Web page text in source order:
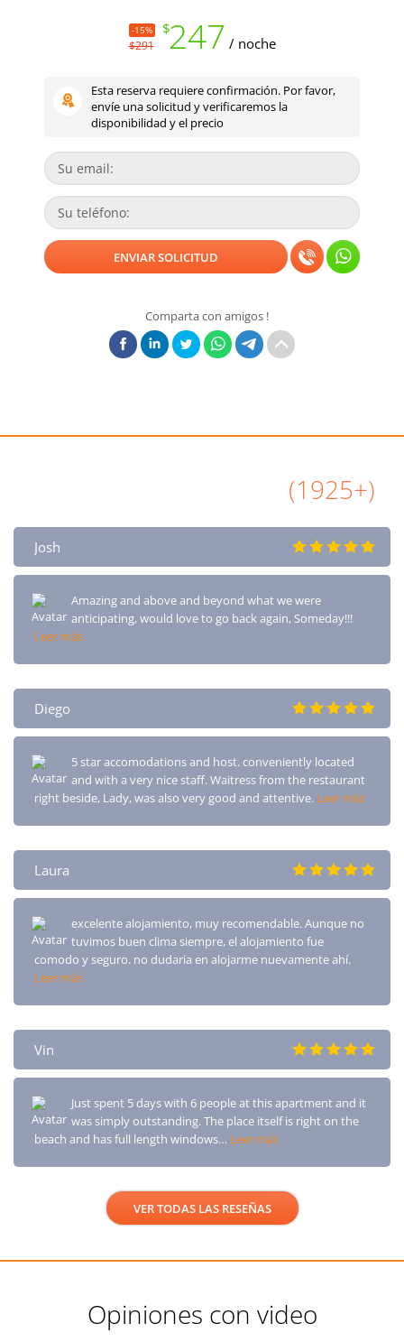
-15%
$291
$247 / noche
Esta reserva requiere confirmación. Por favor,
envíe una solicitud y verificaremos la
disponibilidad y el precio
Comparta con amigos !
(1925+)
Josh
Amazing and above and beyond what we were
anticipating, would love to go back again, Someday!!!
Leer más
Diego
5 star accomodations and host. conveniently located
and with a very nice staff. Waitress from the restaurant
right beside, Lady, was also very good and attentive. Leer más
Laura
excelente alojamiento, muy recomendable. Aunque no
tuvimos buen clima siempre, el alojamiento fue
comodo y seguro. no dudaria en alojarme nuevamente ahí.
Leer más
Vin
Just spent 5 days with 6 people at this apartment and it
was simply outstanding. The place itself is right on the
beach and has full length windows… Leer más
VER TODAS LAS RESEÑAS
Opiniones con video